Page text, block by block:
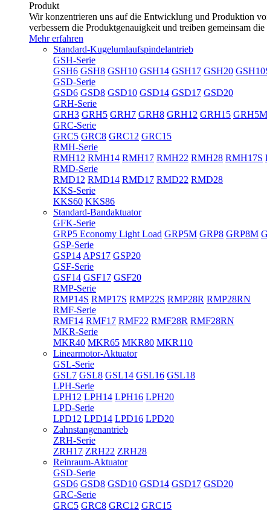
Produkt
Wir konzentrieren uns auf die Entwicklung und Produktion
verbessern die Produktgenauigkeit und treiben gemeinsam
Mehr erfahren
Standard-Kugelumlaufspindelantrieb
GSH-Serie
GSH6 GSH8 GSH10 GSH14 GSH17 GSH20
GSD-Serie
GSD6 GSD8 GSD10 GSD14 GSD17 GSD20
GRH-Serie
GRH3 GRH5 GRH7 GRH8 GRH12 GRH15 GRH5M
GRC-Serie
GRC5 GRC8 GRC12 GRC15
RMH-Serie
RMH12 RMH14 RMH17 RMH22 RMH28 RMH17S
RMD-Serie
RMD12 RMD14 RMD17 RMD22 RMD28
KKS-Serie
KKS60 KKS86
Standard-Bandaktuator
GFK-Serie
GRP5 Economy Light Load GRP5M GRP8 GRP8M
GSP-Serie
GSP14 APS17 GSP20
GSF-Serie
GSF14 GSF17 GSF20
RMP-Serie
RMP14S RMP17S RMP22S RMP28R RMP28RN
RMF-Serie
RMF14 RMF17 RMF22 RMF28R RMF28RN
MKR-Serie
MKR40 MKR65 MKR80 MKR110
Linearmotor-Aktuator
GSL-Serie
GSL7 GSL8 GSL14 GSL16 GSL18
LPH-Serie
LPH12 LPH14 LPH16 LPH20
LPD-Serie
LPD12 LPD14 LPD16 LPD20
Zahnstangenantrieb
ZRH-Serie
ZRH17 ZRH22 ZRH28
Reinraum-Aktuator
GSD-Serie
GSD6 GSD8 GSD10 GSD14 GSD17 GSD20
GRC-Serie
GRC5 GRC8 GRC12 GRC15